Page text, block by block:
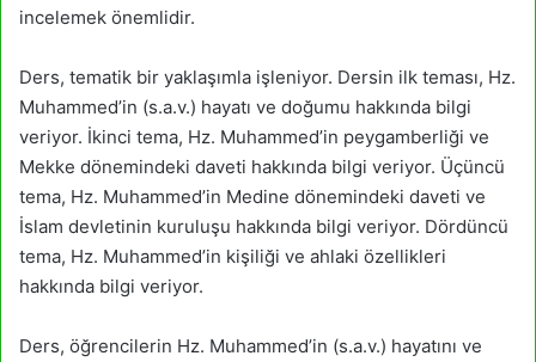
incelemek önemlidir.
Ders, tematik bir yaklaşımla işleniyor. Dersin ilk teması, Hz.
Muhammed’in (s.a.v.) hayatı ve doğumu hakkında bilgi
veriyor. İkinci tema, Hz. Muhammed’in peygamberliği ve
Mekke dönemindeki daveti hakkında bilgi veriyor. Üçüncü
tema, Hz. Muhammed’in Medine dönemindeki daveti ve
İslam devletinin kuruluşu hakkında bilgi veriyor. Dördüncü
tema, Hz. Muhammed’in kişiliği ve ahlaki özellikleri
hakkında bilgi veriyor.
Ders, öğrencilerin Hz. Muhammed’in (s.a.v.) hayatını ve